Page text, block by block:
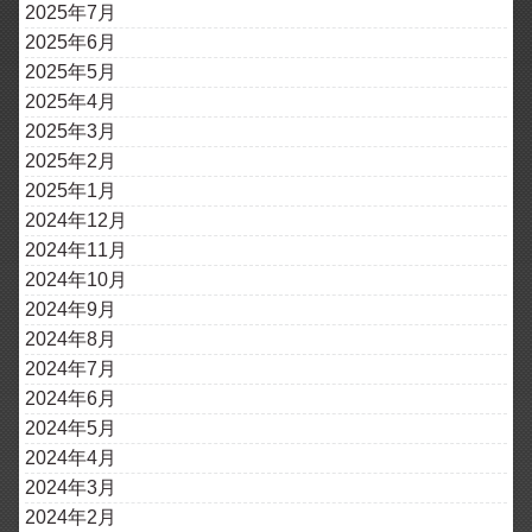
2025年7月
2025年6月
2025年5月
2025年4月
2025年3月
2025年2月
2025年1月
2024年12月
2024年11月
2024年10月
2024年9月
2024年8月
2024年7月
2024年6月
2024年5月
2024年4月
2024年3月
2024年2月